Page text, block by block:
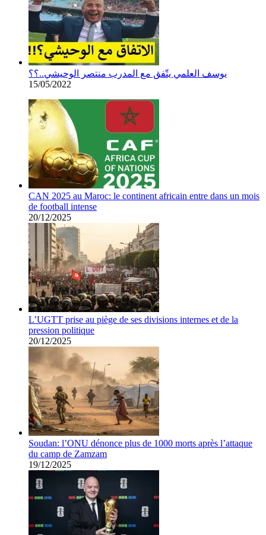
يوسف العلمي يتّفق مع المدرب منتصر الوحيشي..؟؟
15/05/2022
CAN 2025 au Maroc: le continent africain entre dans un mois
de football intense
20/12/2025
L’UGTT prise au piège de ses divisions internes et de la
pression politique
20/12/2025
Soudan: l’ONU dénonce plus de 1000 morts après l’attaque
du camp de Zamzam
19/12/2025